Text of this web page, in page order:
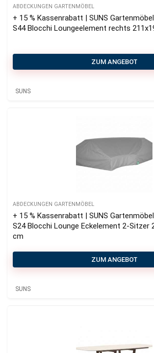
ABDECKUNGEN GARTENMÖBEL
+ 15 % Kassenrabatt | SUNS
S44 Blocchi Loungeelement rechts
ZUM ANGEBOT
SUNS
ABDECKUNGEN GARTENMÖBEL
+ 15 % Kassenrabatt | SUNS
S24 Blocchi Lounge Eckelement 2-Sitzer
cm
ZUM ANGEBOT
SUNS